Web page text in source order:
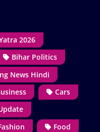
2026
Bihar Politics
News Hindi
Cars
Food